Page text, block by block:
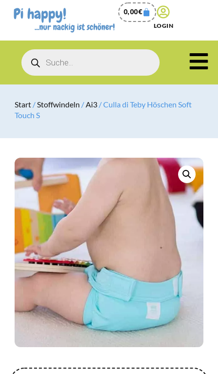
0,00€
LOGIN
Start /Stoffwindeln /Ai3 / Culla di Teby Höschen Soft
Touch S